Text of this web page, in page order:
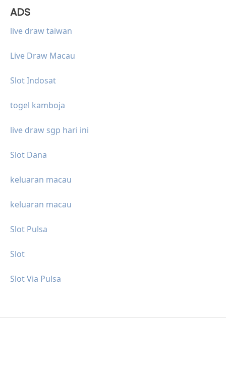
ADS
live draw taiwan
Live Draw Macau
Slot Indosat
togel kamboja
live draw sgp hari ini
Slot Dana
keluaran macau
keluaran macau
Slot Pulsa
Slot
Slot Via Pulsa